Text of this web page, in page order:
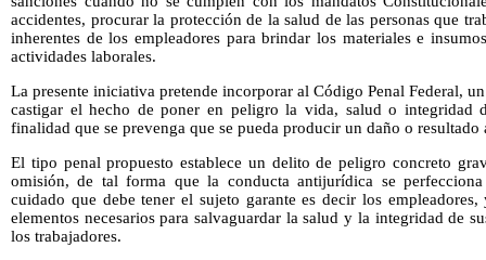
accidentes, procurar la protección de la salud de las personas que
inherentes de los empleadores para brindar los materiales e
actividades laborales.
La presente iniciativa pretende incorporar al Código Penal Federal,
castigar el hecho de poner en peligro la vida, salud o integridad
finalidad que se prevenga que se pueda producir un daño o resultado
El tipo penal propuesto establece un delito de peligro concreto
omisión, de tal forma que la conducta antijurídica se
cuidado que debe tener el sujeto garante es decir los
elementos necesarios para salvaguardar la salud y la integridad de
los trabajadores.